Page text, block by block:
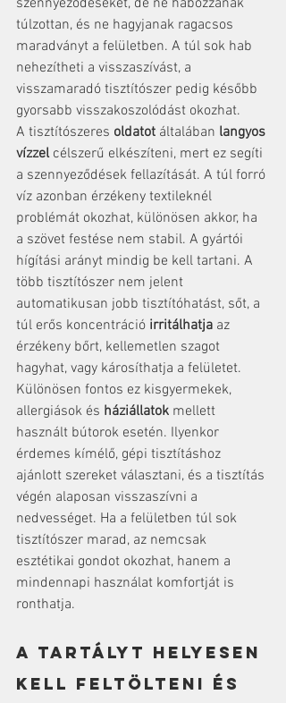
túlzottan, és ne hagyjanak ragacsos
maradványt a felületben. A túl sok hab
nehezítheti a visszaszívást, a
visszamaradó tisztítószer pedig később
gyorsabb visszakoszolódást okozhat.
A tisztítószeres oldatot általában langyos
vízzel célszerű elkészíteni, mert ez segíti
a szennyeződések fellazítását. A túl forró
víz azonban érzékeny textileknél
problémát okozhat, különösen akkor, ha
a szövet festése nem stabil. A gyártói
hígítási arányt mindig be kell tartani. A
több tisztítószer nem jelent
automatikusan jobb tisztítóhatást, sőt, a
túl erős koncentráció irritálhatja az
érzékeny bőrt, kellemetlen szagot
hagyhat, vagy károsíthatja a felületet.
Különösen fontos ez kisgyermekek,
allergiások és háziállatok mellett
használt bútorok esetén. Ilyenkor
érdemes kímélő, gépi tisztításhoz
ajánlott szereket választani, és a tisztítás
végén alaposan visszaszívni a
nedvességet. Ha a felületben túl sok
tisztítószer marad, az nemcsak
esztétikai gondot okozhat, hanem a
mindennapi használat komfortját is
ronthatja.
A tartályt helyesen
kell feltölteni és